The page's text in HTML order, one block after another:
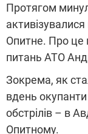
Протягом
Опитне. Про це
питань АТО
Зокрема, як
вдень
обстрілів – в
Опитному.